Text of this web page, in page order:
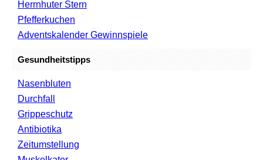
Herrnhuter Stern
Pfefferkuchen
Adventskalender Gewinnspiele
Gesundheitstipps
Nasenbluten
Durchfall
Grippeschutz
Antibiotika
Zeitumstellung